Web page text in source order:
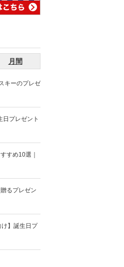
月間
キーのプレゼ
日プレゼント
すめ10選｜
るプレゼン
け】誕生日プ